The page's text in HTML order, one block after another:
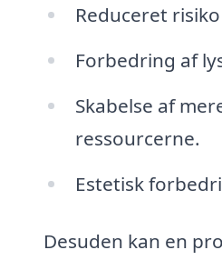
Reduceret
Forbedring af
Skabelse af
ressourcerne.
Estetisk
Desuden kan en